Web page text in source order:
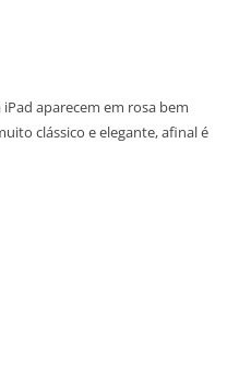
aparecem em rosa bem
clássico e elegante, afinal é